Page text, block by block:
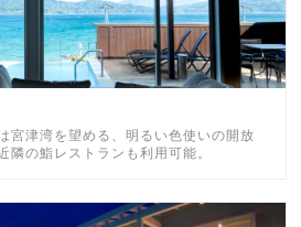
宮津湾を望める、明るい色使いの開放
隣の鮨レストランも利用可能。